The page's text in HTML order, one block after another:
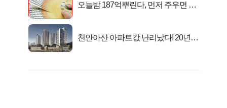
오늘밤 187억뿌린다, 먼저 주우면 최
천안아산 아파트값 난리났다! 20년